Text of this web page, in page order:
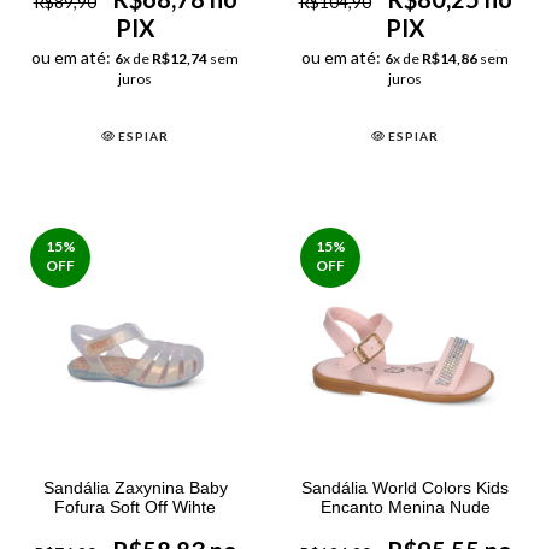
PIX
ou em até: 6x de R$12,74 sem
juros
ESPIAR
PIX
ou em até: 6x de R$14,86 sem
juros
ESPIAR
15%
OFF
Sandália Zaxynina Baby
Fofura Soft Off Wihte
15%
OFF
Sandália World Colors Kids
Encanto Menina Nude